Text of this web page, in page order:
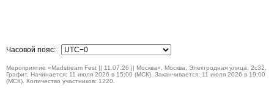
Часовой пояс:
Мероприятие «Madstream Fest || 11.07.26 || Москва», Москва, Электродная улица, 2с32,
Графит. Начинается: 11 июля 2026 в 15:00 (МСК). Заканчивается: 11 июля 2026 в 19:00
(МСК). Количество участников: 1220.